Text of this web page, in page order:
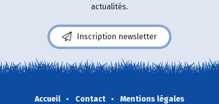
actualités.
Inscription newsletter
Accueil Contact
Mentions légales